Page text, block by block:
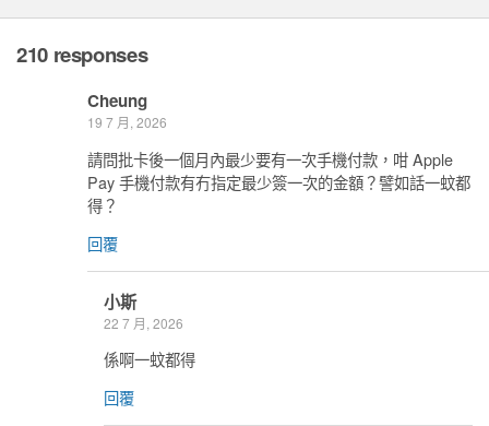
210 responses
Cheung
19 7 月, 2026
請問批卡後一個月內最少要有一次手機付款，咁 Apple
Pay 手機付款有冇指定最少簽一次的金額？譬如話一蚊都
得？
回覆
小斯
22 7 月, 2026
係啊一蚊都得
回覆